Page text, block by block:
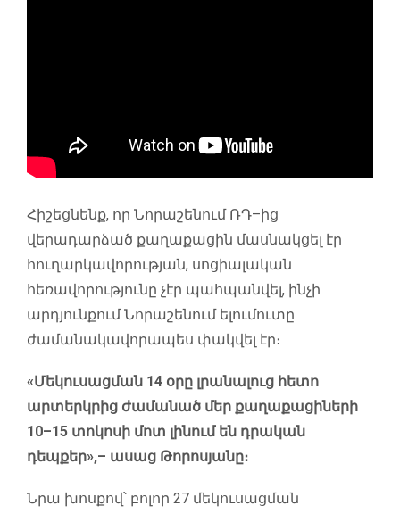
Հիշեցնենք, որ Նորաշենում ՌԴ–ից
վերադարձած քաղաքացին մասնակցել էր
հուղարկավորության, սոցիալական
հեռավորությունը չէր պահպանվել, ինչի
արդյունքում Նորաշենում ելումուտը
ժամանակավորապես փակվել էր։
«Մեկուսացման 14 օրը լրանալուց հետո
արտերկրից ժամանած մեր քաղաքացիների
10–15 տոկոսի մոտ լինում են դրական
դեպքեր»,– ասաց Թորոսյանը։
Նրա խոսքով՝ բոլոր 27 մեկուսացման